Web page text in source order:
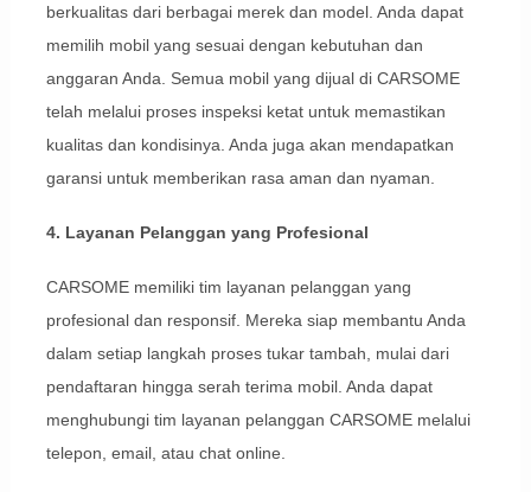
berkualitas dari berbagai merek dan model. Anda dapat
memilih mobil yang sesuai dengan kebutuhan dan
anggaran Anda. Semua mobil yang dijual di CARSOME
telah melalui proses inspeksi ketat untuk memastikan
kualitas dan kondisinya. Anda juga akan mendapatkan
garansi untuk memberikan rasa aman dan nyaman.
4. Layanan Pelanggan yang Profesional
CARSOME memiliki tim layanan pelanggan yang
profesional dan responsif. Mereka siap membantu Anda
dalam setiap langkah proses tukar tambah, mulai dari
pendaftaran hingga serah terima mobil. Anda dapat
menghubungi tim layanan pelanggan CARSOME melalui
telepon, email, atau chat online.